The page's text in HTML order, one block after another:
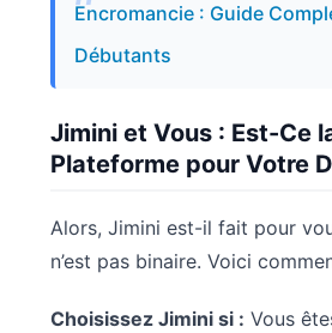
Encromancie : Guide
Débutants
Jimini et Vous : Est-Ce
Plateforme pour Votre
Alors, Jimini est-il fait pour
n’est pas binaire. Voici
Choisissez Jimini si : Vous